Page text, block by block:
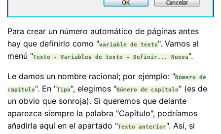
Para crear un número automático de páginas antes
hay que definirlo como "variable de texto". Vamos al
menú "Texto - Variables de texto - Definir... Nueva".
Le damos un nombre racional; por ejemplo: "Número de
capítulo". En "Tipo", elegimos "Número de capítulo" (es de
un obvio que sonroja). Si queremos que delante
aparezca siempre la palabra "Capítulo", podríamos
añadirla aquí en el apartado "Texto anterior". Así, si